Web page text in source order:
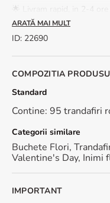
🌟 Livram rapid, in 2-4 ore
platii.
mentine proaspete pentru
ARATĂ MAI MULT
ID: 22690
COMPOZITIA
Standard
Contine: 95 trandafiri
Categorii similare
Buchete Flori,
Valentine's Day, Inimi
IMPORTANT